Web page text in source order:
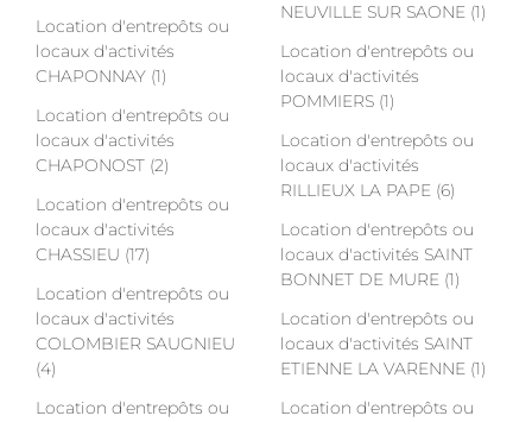
Location d'entrepôts ou
locaux d'activités
CHAPONNAY (1)
Location d'entrepôts ou
locaux d'activités
CHAPONOST (2)
Location d'entrepôts ou
locaux d'activités
CHASSIEU (17)
Location d'entrepôts ou
locaux d'activités
COLOMBIER SAUGNIEU
(4)
Location d'entrepôts ou
NEUVILLE SUR SAONE (1)
Location d'entrepôts ou
locaux d'activités
POMMIERS (1)
Location d'entrepôts ou
locaux d'activités
RILLIEUX LA PAPE (6)
Location d'entrepôts ou
locaux d'activités SAINT
BONNET DE MURE (1)
Location d'entrepôts ou
locaux d'activités SAINT
ETIENNE LA VARENNE (1)
Location d'entrepôts ou